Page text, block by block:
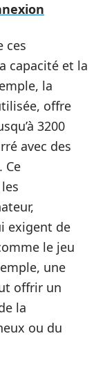
ces
capacité et la
la
offre
3200
avec des
Ce
exigent de
le jeu
une
offrir un
la
ou du